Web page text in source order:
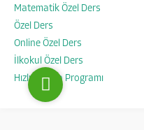
Matematik Özel Ders
Özel Ders
Online Özel Ders
İlkokul Özel Ders
Hızlı Okuma Programı